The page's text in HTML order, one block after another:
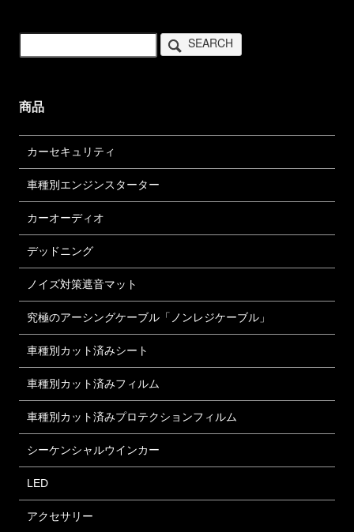
SEARCH
商品
カーセキュリティ
車種別エンジンスターター
カーオーディオ
デッドニング
ノイズ対策遮音マット
究極のアーシングケーブル「ノンレジケーブル」
車種別カット済みシート
車種別カット済みフィルム
車種別カット済みプロテクションフィルム
シーケンシャルウインカー
LED
アクセサリー